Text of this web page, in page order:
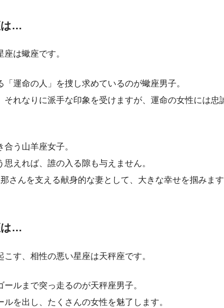
は…
は蠍座です。
運命の人」を捜し求めているのが蠍座男子。
それなりに派手な印象を受けますが、運命の女性には忠
う山羊座女子。
えれば、誰の入る隙も与えません。
さんを支える献身的な妻として、大きな幸せを掴みます
は…
す、相性の悪い星座は天秤座です。
ルまで突っ走るのが天秤座男子。
を出し、たくさんの女性を魅了します。